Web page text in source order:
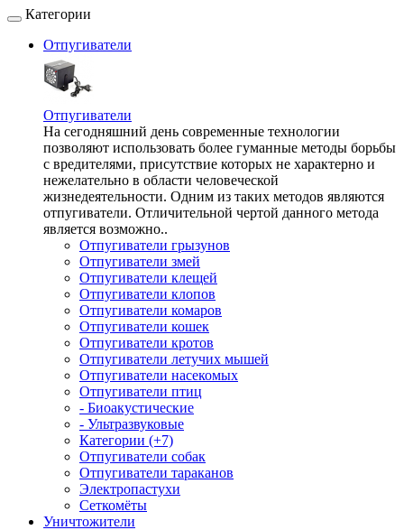
Категории
Отпугиватели
Отпугиватели
На сегодняшний день современные технологии
позволяют использовать более гуманные методы борьбы
с вредителями, присутствие которых не характерно и
нежелательно в области человеческой
жизнедеятельности. Одним из таких методов являются
отпугиватели. Отличительной чертой данного метода
является возможно..
Отпугиватели грызунов
Отпугиватели змей
Отпугиватели клещей
Отпугиватели клопов
Отпугиватели комаров
Отпугиватели кошек
Отпугиватели кротов
Отпугиватели летучих мышей
Отпугиватели насекомых
Отпугиватели птиц
- Биоакустические
- Ультразвуковые
Категории (+7)
Отпугиватели собак
Отпугиватели тараканов
Электропастухи
Сеткомёты
Уничтожители